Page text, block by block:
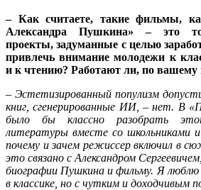
– Как считаете, такие фильмы,
Александра Пушкина» – это
проекты, задуманные с целью
привлечь внимание молодежи к
и к чтению? Работают ли, по вашему
– Эстетизированный популизм
книг, сгенерированные ИИ, – нет. В
было бы классно разобрать
литературы вместе со школьниками
почему и зачем режиссер включил в
это связано с Александром
биографии Пушкина и фильму. Я люблю
в классике, но с чутким и доходчивым